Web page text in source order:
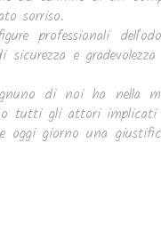
sorriso.
professionali
e
di noi ha nella
tutti gli attori
giorno una